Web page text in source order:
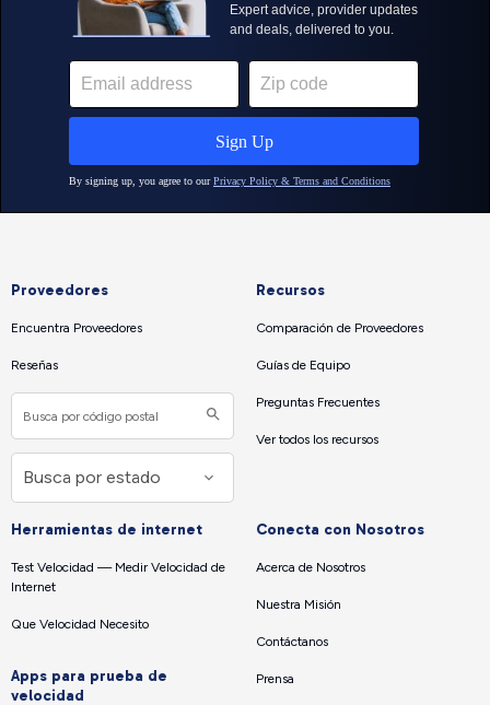
Proveedores
Encuentra Proveedores
Reseñas
Recursos
Comparación de Proveedores
Guías de Equipo
Preguntas Frecuentes
Ver todos los recursos
Herramientas de internet
Test Velocidad — Medir Velocidad de
Internet
Que Velocidad Necesito
Apps para prueba de
velocidad
Conecta con Nosotros
Acerca de Nosotros
Nuestra Misión
Contáctanos
Prensa